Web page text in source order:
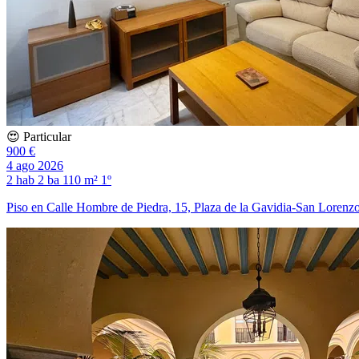
😍 Particular
900 €
4 ago 2026
2 hab 2 ba 110 m² 1º
Piso en Calle Hombre de Piedra, 15, Plaza de la Gavidia-San